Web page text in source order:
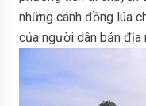
những cánh đồng lúa
của người dân bản địa